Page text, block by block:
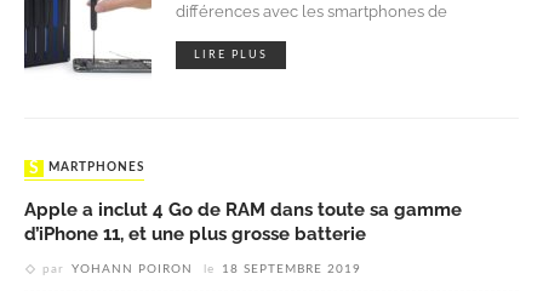
différences avec les smartphones de
LIRE PLUS
SMARTPHONES
Apple a inclut 4 Go de RAM dans toute sa gamme
d’iPhone 11, et une plus grosse batterie
par YOHANN POIRON le 18 SEPTEMBRE 2019